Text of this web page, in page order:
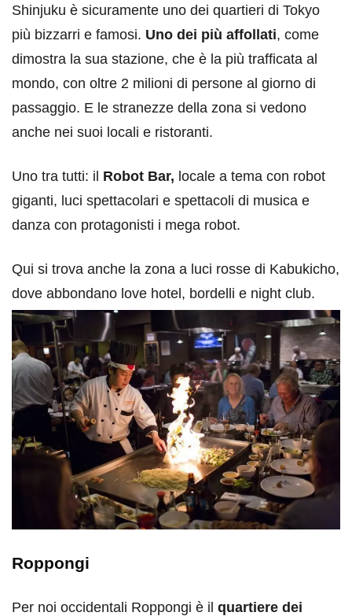
Shinjuku è sicuramente uno dei quartieri di Tokyo
più bizzarri e famosi. Uno dei più affollati, come
dimostra la sua stazione, che è la più trafficata al
mondo, con oltre 2 milioni di persone al giorno di
passaggio. E le stranezze della zona si vedono
anche nei suoi locali e ristoranti.
Uno tra tutti: il Robot Bar, locale a tema con robot
giganti, luci spettacolari e spettacoli di musica e
danza con protagonisti i mega robot.
Qui si trova anche la zona a luci rosse di Kabukicho,
dove abbondano love hotel, bordelli e night club.
Roppongi
Per noi occidentali Roppongi è il quartiere dei